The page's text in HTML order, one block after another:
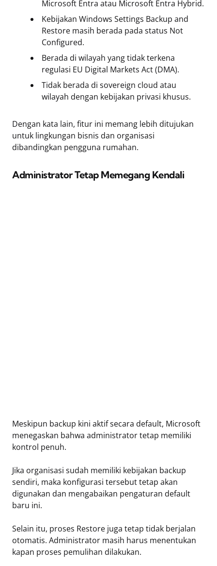
Microsoft Entra atau Microsoft Entra Hybrid.
Kebijakan Windows Settings Backup and
Restore masih berada pada status Not
Configured.
Berada di wilayah yang tidak terkena
regulasi EU Digital Markets Act (DMA).
Tidak berada di sovereign cloud atau
wilayah dengan kebijakan privasi khusus.
Dengan kata lain, fitur ini memang lebih ditujukan
untuk lingkungan bisnis dan organisasi
dibandingkan pengguna rumahan.
Administrator Tetap Memegang Kendali
Meskipun backup kini aktif secara default, Microsoft
menegaskan bahwa administrator tetap memiliki
kontrol penuh.
Jika organisasi sudah memiliki kebijakan backup
sendiri, maka konfigurasi tersebut tetap akan
digunakan dan mengabaikan pengaturan default
baru ini.
Selain itu, proses Restore juga tetap tidak berjalan
otomatis. Administrator masih harus menentukan
kapan proses pemulihan dilakukan.